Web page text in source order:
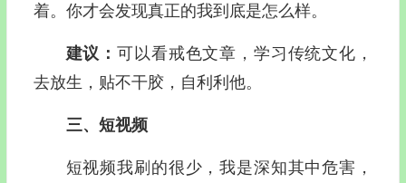
着。你才会发现真正的我到底是怎么样。
建议：可以看戒色文章，学习传统文化，
去放生，贴不干胶，自利利他。
三、短视频
短视频我刷的很少，我是深知其中危害，